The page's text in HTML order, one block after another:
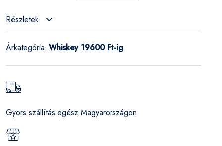
Részletek
Árkategória: Whiskey 19600 Ft-ig
Gyors szállítás egész Magyarországon